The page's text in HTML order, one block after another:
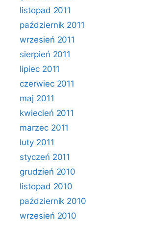
listopad 2011
październik 2011
wrzesień 2011
sierpień 2011
lipiec 2011
czerwiec 2011
maj 2011
kwiecień 2011
marzec 2011
luty 2011
styczeń 2011
grudzień 2010
listopad 2010
październik 2010
wrzesień 2010